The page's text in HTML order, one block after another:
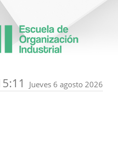
Jueves 6 agosto 2026